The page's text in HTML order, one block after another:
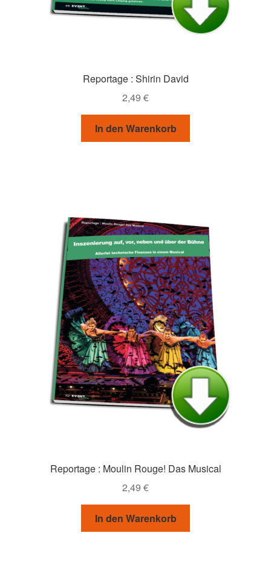
Reportage : Shirin David
2,49 €
In den Warenkorb
Reportage : Moulin Rouge! Das Musical
2,49 €
In den Warenkorb